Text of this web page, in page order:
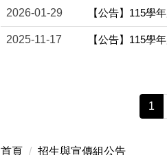
2026-01-29 【公告】115學
2025-11-17 【公告】115學
1
首頁 招生與宣傳組公告